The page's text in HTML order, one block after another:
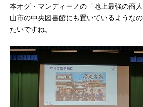
本オグ・マンディーノの「地上最強の商
山市の中央図書館にも置いているような
たいですね。